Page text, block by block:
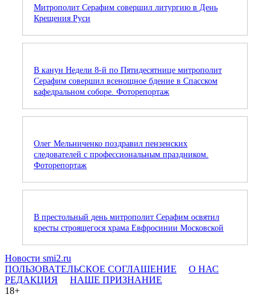
Митрополит Серафим совершил литургию в День
Крещения Руси
В канун Недели 8-й по Пятидесятнице митрополит
Серафим совершил всенощное бдение в Спасском
кафедральном соборе. Фоторепортаж
Олег Мельниченко поздравил пензенских
следователей с профессиональным праздником.
Фоторепортаж
В престольный день митрополит Серафим освятил
кресты строящегося храма Евфросинии Московской
Новости smi2.ru
ПОЛЬЗОВАТЕЛЬСКОЕ СОГЛАШЕНИЕ
О НАС
РЕДАКЦИЯ
НАШЕ ПРИЗНАНИЕ
18+